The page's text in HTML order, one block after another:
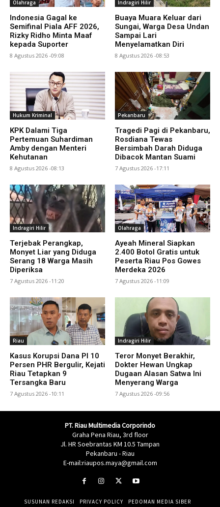
Olahraga
Indonesia Gagal ke
Semifinal Piala AFF 2026,
Rizky Ridho Minta Maaf
kepada Suporter
8 Agustus 2026 -09:08
Indragiri Hilir
Buaya Muara Keluar dari
Sungai, Warga Desa Undan
Sampai Lari
Menyelamatkan Diri
8 Agustus 2026 -08:53
Hukum Kriminal
KPK Dalami Tiga
Pertemuan Suhardiman
Amby dengan Menteri
Kehutanan
8 Agustus 2026 -08:13
Pekanbaru
Tragedi Pagi di Pekanbaru,
Rosdiana Tewas
Bersimbah Darah Diduga
Dibacok Mantan Suami
7 Agustus 2026 -17:11
Indragiri Hilir
Terjebak Perangkap,
Monyet Liar yang Diduga
Serang 18 Warga Masih
Diperiksa
7 Agustus 2026 -11:20
Olahraga
Ayeah Mineral Siapkan
2.400 Botol Gratis untuk
Peserta Riau Pos Gowes
Merdeka 2026
7 Agustus 2026 -11:09
Riau
Kasus Korupsi Dana PI 10
Persen PHR Bergulir, Kejati
Riau Tetapkan 9
Tersangka Baru
7 Agustus 2026 -10:11
Indragiri Hilir
Teror Monyet Berakhir,
Dokter Hewan Ungkap
Dugaan Alasan Satwa Ini
Menyerang Warga
7 Agustus 2026 -09:56
PT. Riau Multimedia Corporindo
Graha Pena Riau, 3rd floor
Jl. HR Soebrantas KM 10.5 Tampan
Pekanbaru - Riau
E-mail:riaupos.maya@gmail.com
SUSUNAN REDAKSI PRIVACY POLICY PEDOMAN MEDIA SIBER